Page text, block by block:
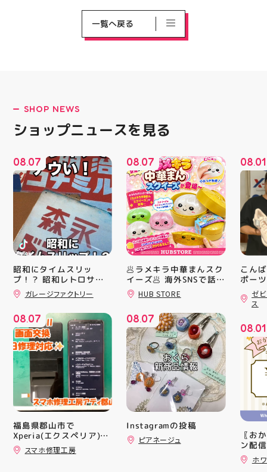
一覧へ戻る
SHOP NEWS
ショップニュースを見る
08.07
昭和にタイムスリッ
プ！？ 昭和レトロサイ
ンボード大量入荷しまし
た！ 今回はお菓子系を
屋に飾ればバッチグー
郡山駅前 アティ郡山4F
“ガレージファクトリ
ー”へ遊びに来てね️‍️‍️‍ #福
島 #郡山 #郡山駅前 #雑
貨屋 #昭和レトロ
ガレージファクトリー
08.07
福島県郡山市で
Xperia(エクスペリア)の
画面交換も即日修理対応
😊💪
スマホ修理工房
08.07
🥟ラメキラ中華まんスク
イーズ🥟 海外SNSで話題
沸騰中 ラメキラ中華ま
んスクイーズが新登場！
が とにかくかわいい♪ む
にゅっとクセになる や
みつき触感がたまらな
い…！ せいろ型ケース
に入っていて どの色の
子が出るかは 開けてか
らのお楽しみ #ラメキラ
中華まん #スクイーズ #
中華まんグッズ #海外ト
レンド #むにゅむにゅ
シル活 新商品入荷
HUBSTORE
HUB STORE
08.07
Instagramの投稿
ピアネージュ
08.01
こん
ポー
ティ
日の
クス
6」の
徴と
反発
搭載
追加
上さ
トレ
ショ
ンと
備え
ウー
ゼ
ス
08.01
〖お
ン配
ッパ
￥
ホ